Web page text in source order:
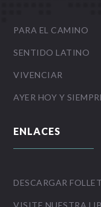
PARA EL CAMINO
SENTIDO LATINO
VIVENCIAR
AYER HOY Y
ENLACES
DESCARGAR